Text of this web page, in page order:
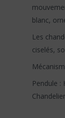
blanc,
Les
ciselés,
Pendule